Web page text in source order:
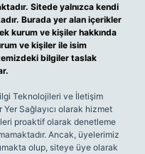
Sitede yalnızca kendi
Burada yer alan içerikler
kurum ve kişiler hakkında
ve kişiler ile isim
bilgiler taslak
Teknolojileri ve İletişim
Yer Sağlayıcı olarak hizmet
proaktif olarak denetleme
Ancak, üyelerimiz
olup, siteye üye olarak